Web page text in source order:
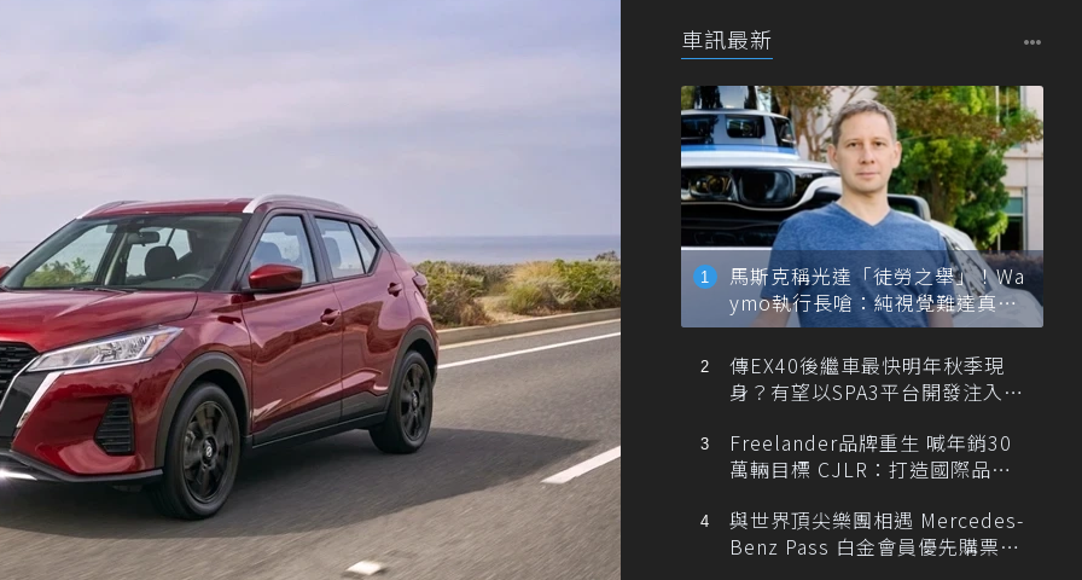
車訊最新
馬斯克稱光達「徒勞之舉」！Wa
ymo執行長嗆：純視覺難達真正
自動駕駛
傳EX40後繼車最快明年秋季現
身？有望以SPA3平台開發注入80
Freelander品牌重生 喊年銷30
萬輛目標 CJLR：打造國際品牌
與世界頂尖樂團相遇 Mercedes-
Benz Pass 白金會員優先購票維